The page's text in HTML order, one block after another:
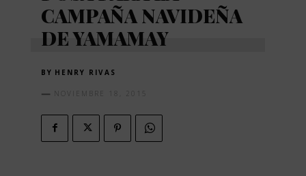
CAMPAÑA NAVIDEÑA
DE YAMAMAY
BY HENRY RIVAS
NOVIEMBRE 18, 2015